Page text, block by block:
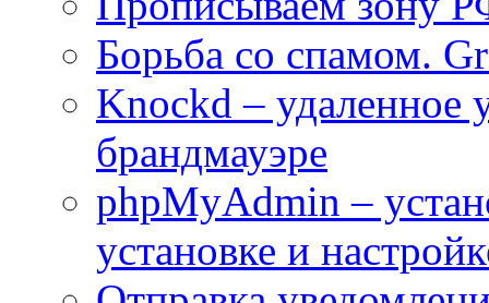
Борьба со спамом.
Knockd – удаленное
брандмауэре
phpMyAdmin –
установке и